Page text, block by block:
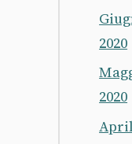
2020
2020